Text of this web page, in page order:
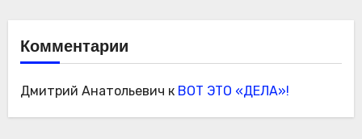
Комментарии
Дмитрий Анатольевич к ВОТ ЭТО «ДЕЛА»!